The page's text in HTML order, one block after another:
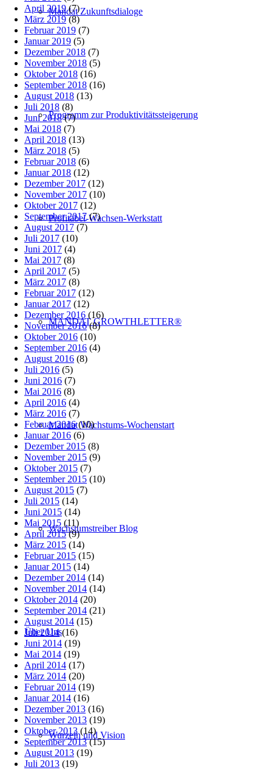
Mandat Zukunftsdialoge
Programm zur Produktivitätssteigerung
Profitabel-Wachsen-Werkstatt
MANDAT GROWTHLETTER®
Mandat Wachstums-Wochenstart
Wachstumstreiber Blog
Über Uns
Wurzeln und Vision
April 2019(7)
März 2019(8)
Februar 2019 (7)
Januar 2019 (5)
Dezember 2018 (7)
November 2018 (5)
Oktober 2018 (16)
September 2018 (16)
August 2018 (13)
Juli 2018 (8)
Juni 2018(7)
Mai 2018 (7)
April 2018 (13)
März 2018 (5)
Februar 2018 (6)
Januar 2018 (12)
Dezember 2017 (12)
November 2017 (10)
Oktober 2017 (12)
September 2017(7)
August 2017 (7)
Juli 2017 (10)
Juni 2017 (4)
Mai 2017 (8)
April 2017 (5)
März 2017 (8)
Februar 2017 (12)
Januar 2017 (12)
Dezember 2016 (16)
November 2016(8)
Oktober 2016 (10)
September 2016 (4)
August 2016 (8)
Juli 2016 (5)
Juni 2016 (7)
Mai 2016 (8)
April 2016 (4)
März 2016 (7)
Februar 2016(10)
Januar 2016 (6)
Dezember 2015 (8)
November 2015 (9)
Oktober 2015 (7)
September 2015 (10)
August 2015 (7)
Juli 2015 (14)
Juni 2015 (14)
Mai 2015 (11)
April 2015(9)
März 2015 (14)
Februar 2015 (15)
Januar 2015 (14)
Dezember 2014 (14)
November 2014 (14)
Oktober 2014 (20)
September 2014 (21)
August 2014 (15)
Juli 2014(16)
Juni 2014 (19)
Mai 2014 (19)
April 2014 (17)
März 2014 (20)
Februar 2014 (19)
Januar 2014 (16)
Dezember 2013 (16)
November 2013 (19)
Oktober 2013 (14)
September 2013(15)
August 2013 (19)
Juli 2013 (19)